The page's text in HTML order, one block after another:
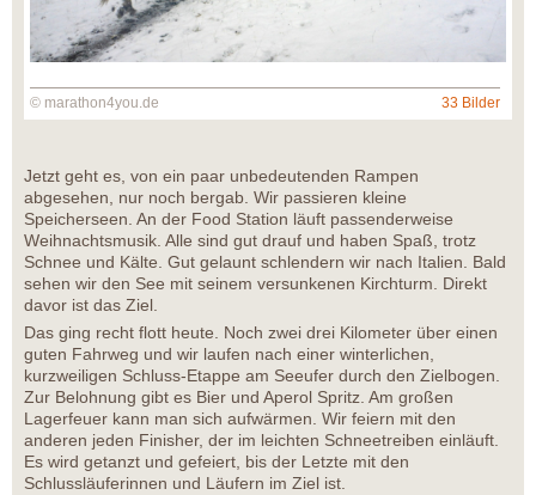
© marathon4you.de 33 Bilder
Jetzt geht es, von ein paar unbedeutenden Rampen
abgesehen, nur noch bergab. Wir passieren kleine
Speicherseen. An der Food Station läuft passenderweise
Weihnachtsmusik. Alle sind gut drauf und haben Spaß, trotz
Schnee und Kälte. Gut gelaunt schlendern wir nach Italien. Bald
sehen wir den See mit seinem versunkenen Kirchturm. Direkt
davor ist das Ziel.
Das ging recht flott heute. Noch zwei drei Kilometer über einen
guten Fahrweg und wir laufen nach einer winterlichen,
kurzweiligen Schluss-Etappe am Seeufer durch den Zielbogen.
Zur Belohnung gibt es Bier und Aperol Spritz. Am großen
Lagerfeuer kann man sich aufwärmen. Wir feiern mit den
anderen jeden Finisher, der im leichten Schneetreiben einläuft.
Es wird getanzt und gefeiert, bis der Letzte mit den
Schlussläuferinnen und Läufern im Ziel ist.